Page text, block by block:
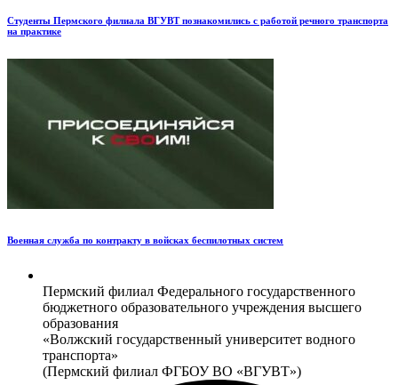
Студенты Пермского филиала ВГУВТ познакомились с работой речного транспорта
на практике
Военная служба по контракту в войсках беспилотных систем
Пермский филиал Федерального государственного
бюджетного образовательного учреждения высшего
образования
«Волжский государственный университет водного
транспорта»
(Пермский филиал ФГБОУ ВО «ВГУВТ»)